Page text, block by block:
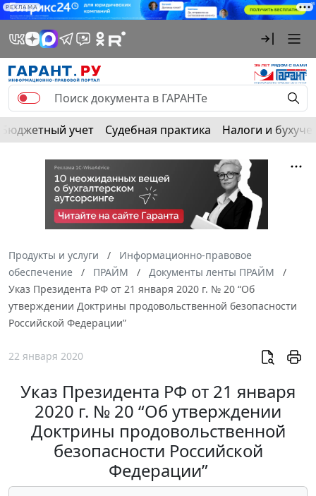
РЕКЛАМА
Бюджетный учет Судебная практика Налоги и
Продукты и услуги
Информационно-правовое
обеспечение
ПРАЙМ
Документы ленты ПРАЙМ
Указ Президента РФ от 21 января 2020 г. № 20 “Об
утверждении Доктрины продовольственной безопасности
Российской Федерации”
22 января 2020
Указ Президента РФ от 21 января
2020 г. № 20 “Об утверждении
Доктрины продовольственной
безопасности Российской
Федерации”